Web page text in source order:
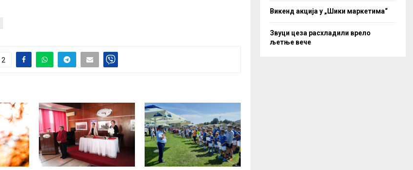
2
Викенд акција у „Шики маркетима“
Звуци цеза расхладили врело
љетње вече